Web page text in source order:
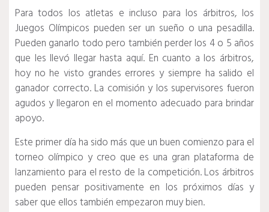
Para todos los atletas e incluso para los árbitros, los
Juegos Olímpicos pueden ser un sueño o una pesadilla.
Pueden ganarlo todo pero también perder los 4 o 5 años
que les llevó llegar hasta aquí. En cuanto a los árbitros,
hoy no he visto grandes errores y siempre ha salido el
ganador correcto. La comisión y los supervisores fueron
agudos y llegaron en el momento adecuado para brindar
apoyo.
Este primer día ha sido más que un buen comienzo para el
torneo olímpico y creo que es una gran plataforma de
lanzamiento para el resto de la competición.Los árbitros
pueden pensar positivamente en los próximos días y
saber que ellos también empezaron muy bien.